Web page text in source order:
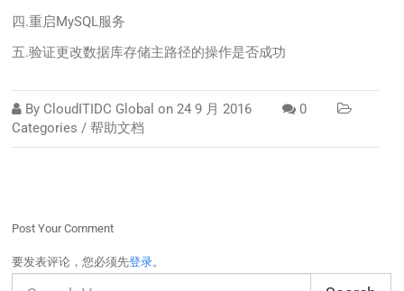
四.重启MySQL服务
五.验证更改数据库存储主路径的操作是否成功
By CloudITIDC Global on24 9 月 2016
0
Categories /帮助文档
Post Your Comment
要发表评论，您必须先登录。